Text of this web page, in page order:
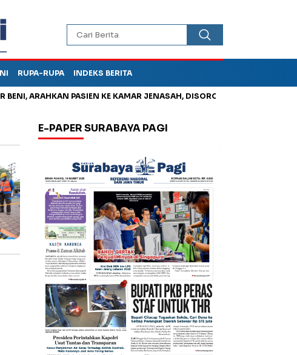
RUPA-RUPA INDEKS BERITA
ARAHKAN PASIEN KE KAMAR JENASAH, DISOROT
E-PAPER SURABAYA PAGI